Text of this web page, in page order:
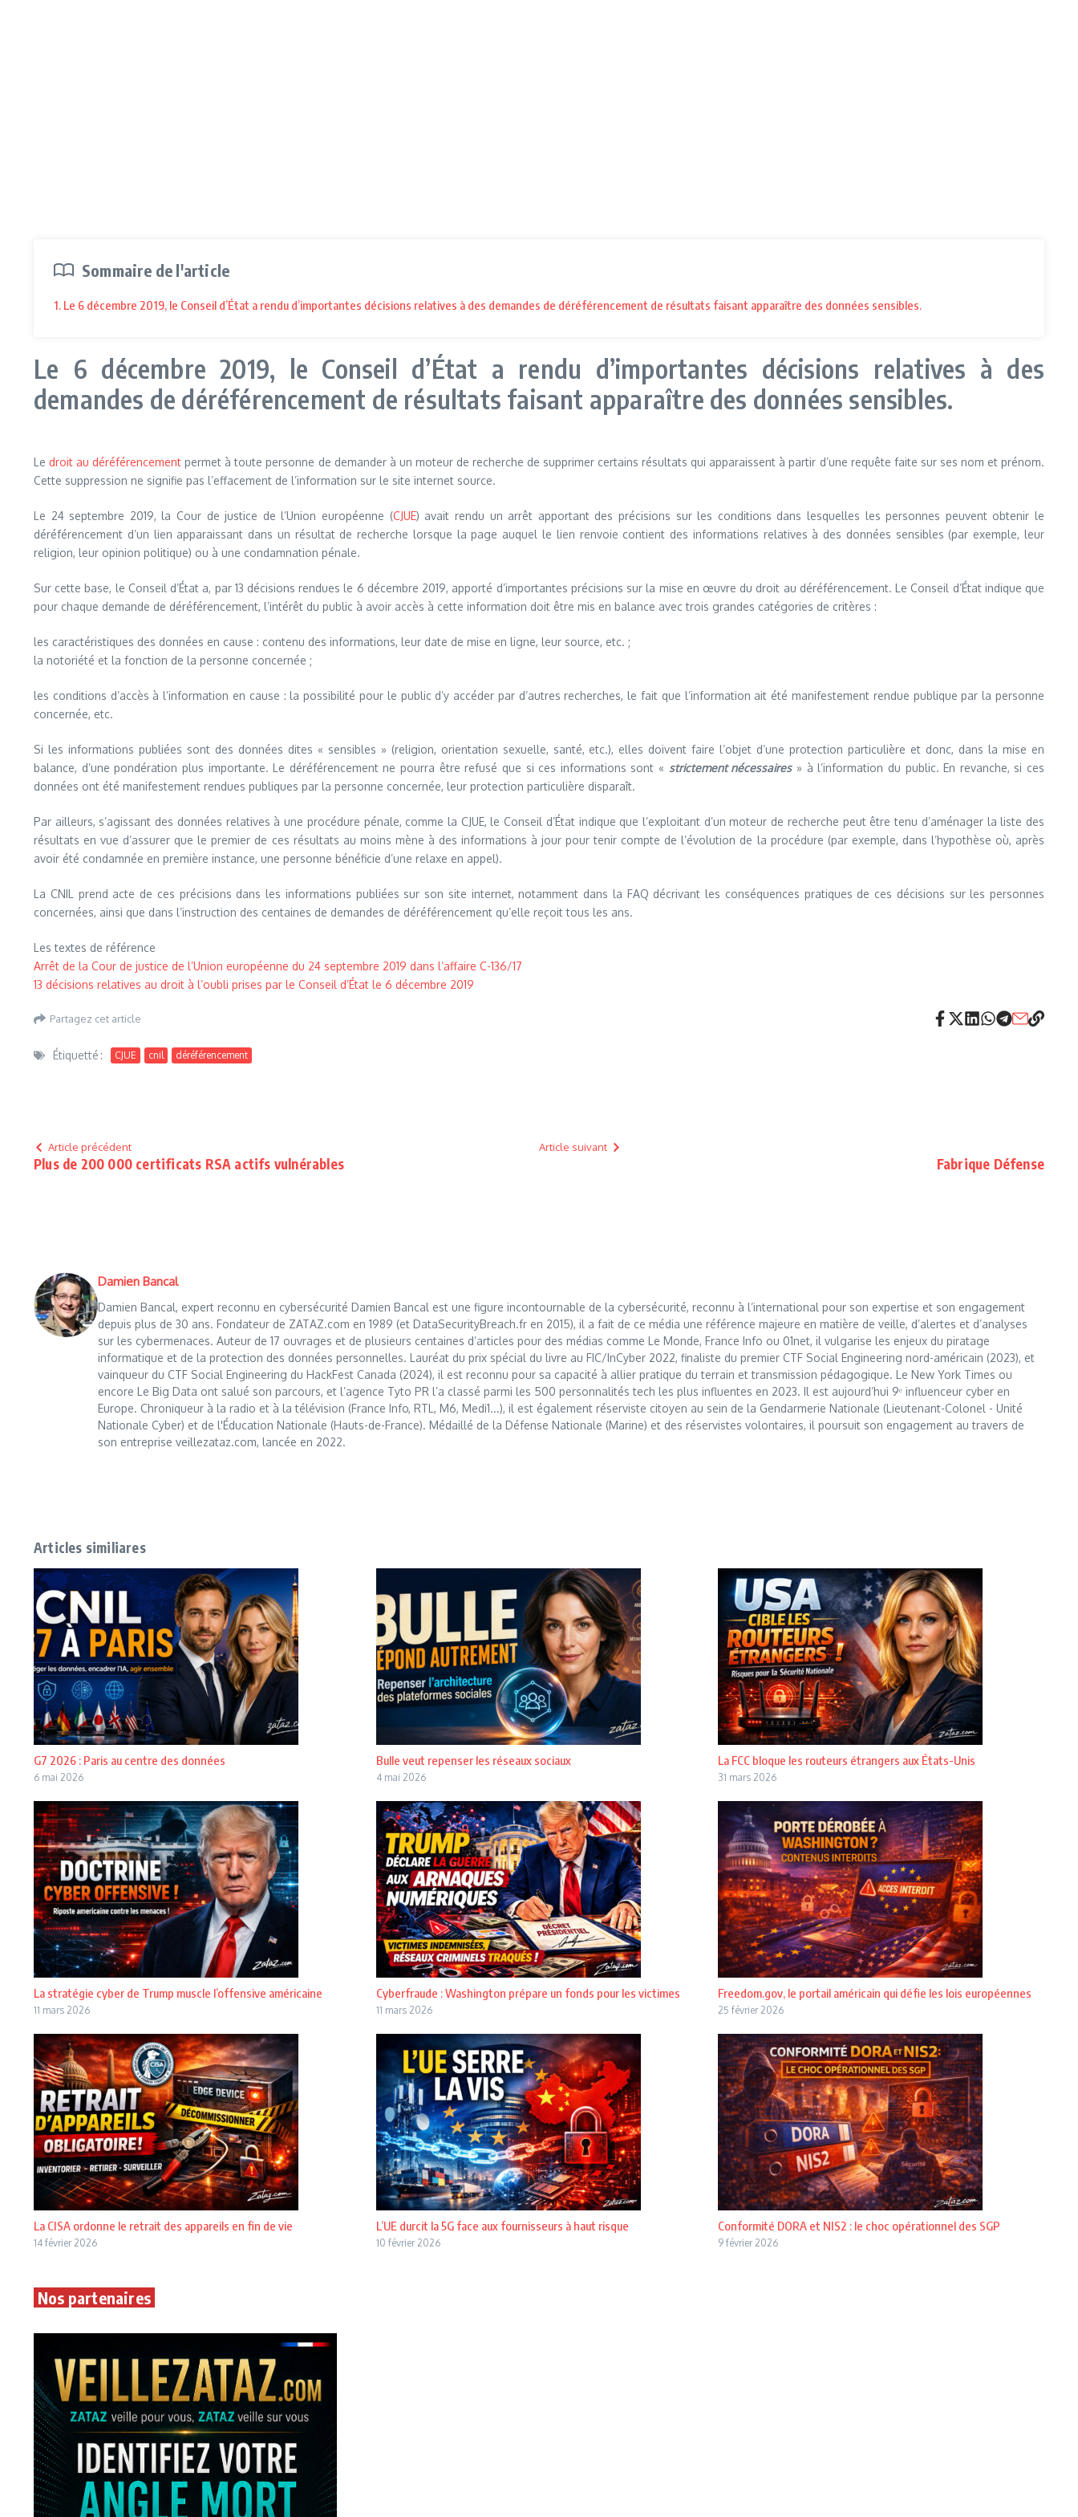
Sommaire de l'article
1. Le 6 décembre 2019, le Conseil d’État a rendu d’importantes décisions relatives à des demandes de déréférencement de résultats faisant apparaître des données sensibles.
Le 6 décembre 2019, le Conseil d’État a rendu d’importantes décisions relatives à des
demandes de déréférencement de résultats faisant apparaître des données sensibles.
Ledroit au déréférencement permet à toute personne de demander à un moteur de recherche de supprimer certains résultats qui apparaissent à partir d’une requête faite sur ses nom et prénom.
Cette suppression ne signifie pas l’effacement de l’information sur le site internet source.
Le 24 septembre 2019, la Cour de justice de l’Union européenne (CJUE) avait rendu un arrêt apportant des précisions sur les conditions dans lesquelles les personnes peuvent obtenir le
déréférencement d’un lien apparaissant dans un résultat de recherche lorsque la page auquel le lien renvoie contient des informations relatives à des données sensibles (par exemple, leur
religion, leur opinion politique) ou à une condamnation pénale.
Sur cette base, le Conseil d’État a, par 13 décisions rendues le 6 décembre 2019, apporté d’importantes précisions sur la mise en œuvre du droit au déréférencement. Le Conseil d’État indique que
pour chaque demande de déréférencement, l’intérêt du public à avoir accès à cette information doit être mis en balance avec trois grandes catégories de critères :
les caractéristiques des données en cause : contenu des informations, leur date de mise en ligne, leur source, etc. ;
la notoriété et la fonction de la personne concernée ;
les conditions d’accès à l’information en cause : la possibilité pour le public d’y accéder par d’autres recherches, le fait que l’information ait été manifestement rendue publique par la personne
concernée, etc.
Si les informations publiées sont des données dites « sensibles » (religion, orientation sexuelle, santé, etc.), elles doivent faire l’objet d’une protection particulière et donc, dans la mise en
balance, d’une pondération plus importante. Le déréférencement ne pourra être refusé que si ces informations sont « strictement nécessaires» à l’information du public. En revanche, si ces
données ont été manifestement rendues publiques par la personne concernée, leur protection particulière disparaît.
Par ailleurs, s’agissant des données relatives à une procédure pénale, comme la CJUE, le Conseil d’État indique que l’exploitant d’un moteur de recherche peut être tenu d’aménager la liste des
résultats en vue d’assurer que le premier de ces résultats au moins mène à des informations à jour pour tenir compte de l’évolution de la procédure (par exemple, dans l’hypothèse où, après
avoir été condamnée en première instance, une personne bénéficie d’une relaxe en appel).
La CNIL prend acte de ces précisions dans les informations publiées sur son site internet, notamment dans la FAQ décrivant les conséquences pratiques de ces décisions sur les personnes
concernées, ainsi que dans l’instruction des centaines de demandes de déréférencement qu’elle reçoit tous les ans.
Les textes de référence
Arrêt de la Cour de justice de l’Union européenne du 24 septembre 2019 dans l’affaire C-136/17
13 décisions relatives au droit à l’oubli prises par le Conseil d’État le 6 décembre 2019
Partagez cet article
Étiquetté : CJUE cnil déréférencement
Article précédent
Plus de 200 000 certificats RSA actifs vulnérables
Article suivant
Fabrique Défense
Damien Bancal
Damien Bancal, expert reconnu en cybersécurité Damien Bancal est une figure incontournable de la cybersécurité, reconnu à l’international pour son expertise et son engagement
depuis plus de 30 ans. Fondateur de ZATAZ.com en 1989 (et DataSecurityBreach.fr en 2015), il a fait de ce média une référence majeure en matière de veille, d’alertes et d’analyses
sur les cybermenaces. Auteur de 17 ouvrages et de plusieurs centaines d’articles pour des médias comme Le Monde, France Info ou 01net, il vulgarise les enjeux du piratage
informatique et de la protection des données personnelles. Lauréat du prix spécial du livre au FIC/InCyber 2022, finaliste du premier CTF Social Engineering nord-américain (2023), et
vainqueur du CTF Social Engineering du HackFest Canada (2024), il est reconnu pour sa capacité à allier pratique du terrain et transmission pédagogique. Le New York Times ou
encore Le Big Data ont salué son parcours, et l’agence Tyto PR l’a classé parmi les 500 personnalités tech les plus influentes en 2023. Il est aujourd’hui 9ᵉ influenceur cyber en
Europe. Chroniqueur à la radio et à la télévision (France Info, RTL, M6, Medi1...), il est également réserviste citoyen au sein de la Gendarmerie Nationale (Lieutenant-Colonel - Unité
Nationale Cyber) et de l'Éducation Nationale (Hauts-de-France). Médaillé de la Défense Nationale (Marine) et des réservistes volontaires, il poursuit son engagement au travers de
son entreprise veillezataz.com, lancée en 2022.
Articles similiares
G7 2026 : Paris au centre des données
6 mai 2026
Bulle veut repenser les réseaux sociaux
4 mai 2026
La FCC bloque les routeurs étrangers aux États-Unis
31 mars 2026
La stratégie cyber de Trump muscle l’offensive américaine
11 mars 2026
Cyberfraude : Washington prépare un fonds pour les victimes
11 mars 2026
Freedom.gov, le portail américain qui défie les lois européennes
25 février 2026
La CISA ordonne le retrait des appareils en fin de vie
14 février 2026
L’UE durcit la 5G face aux fournisseurs à haut risque
10 février 2026
Conformité DORA et NIS2 : le choc opérationnel des SGP
9 février 2026
Nos partenaires